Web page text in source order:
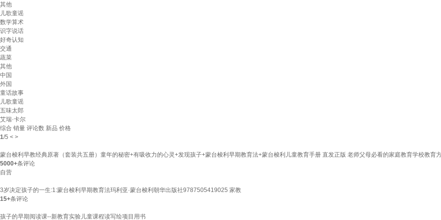
其他
儿歌童谣
数学算术
识字说话
好奇认知
交通
蔬菜
其他
中国
外国
童话故事
儿歌童谣
五味太郎
艾瑞·卡尔
综合 销量 评论数 新品 价格
1/5 < >
蒙台梭利早教经典原著（套装共五册）童年的秘密+有吸收力的心灵+发现孩子+蒙台梭利早期教育法+蒙台梭利儿童教育手册 直发正版 老师父母必看的家庭教育学校教育
5000+条评论
自营
3岁决定孩子的一生:1:蒙台梭利早期教育法玛利亚·蒙台梭利朝华出版社9787505419025 家教
15+条评论
孩子的早期阅读课--新教育实验儿童课程读写绘项目用书